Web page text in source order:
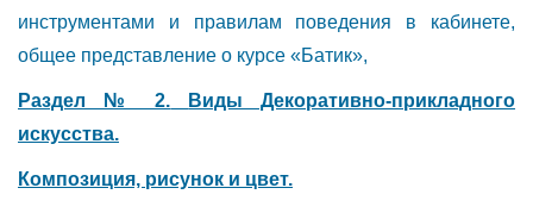
инструментами и правилам поведения в кабинете,
общее представление о курсе «Батик»,
Раздел № 2.
Виды Декоративно-прикладного
искусства.
Композиция, рисунок и цвет.